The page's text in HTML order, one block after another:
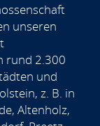
unseren
rund 2.300
und
z. B. in
Altenholz,